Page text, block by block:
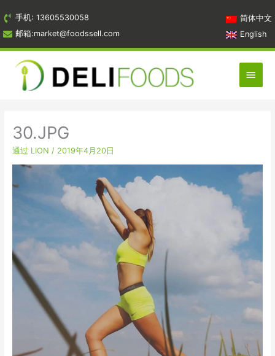
到
内
容
手机: 13605530058
邮箱:market@foodssell.com
简体中文
English
主
菜
30.JPG
通过 LION / 2019年4月20日